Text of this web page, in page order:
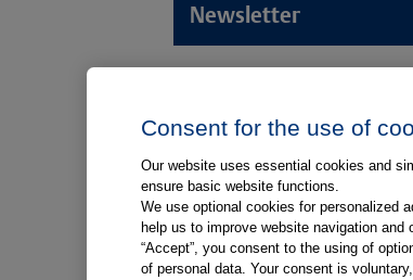
Newsletter
Anamnese von Patient*innen
Aufnahme von Patient*innen
Aufklärung von Patient*innen
Kliniken
Medizinische Versorgungszentren
Consent for the use of
Our website uses essential cookies and
ensure basic website functions.
We use optional cookies for personalized
help us to improve website navigation
“Accept”, you consent to the using of
of personal data. Your consent is